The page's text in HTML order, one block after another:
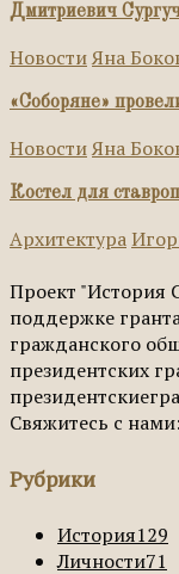
Дмитриевич
НовостиЯна
«Соборяне»
НовостиЯна
Костел для
Архитектура
Проект "История
поддержке
гражданского
президентских
Свяжитесь с нами:
Рубрики
История129
Личности71